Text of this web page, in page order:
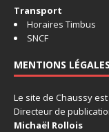
Transport
Horaires Timbus
SNCF
MENTIONS LÉGALES
Le site de Chaussy
Directeur de
Michaël Rollois